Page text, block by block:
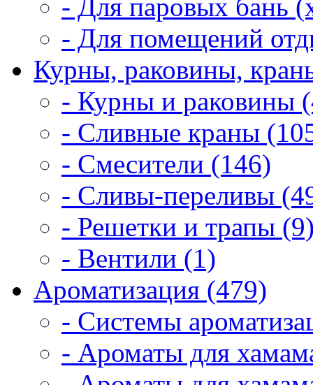
- Для паровых бань
- Для помещений
Курны, раковины,
- Курны и раковины
- Сливные краны
- Смесители (146)
- Сливы-переливы
- Решетки и трапы
- Вентили (1)
Ароматизация (479)
- Системы
- Ароматы для